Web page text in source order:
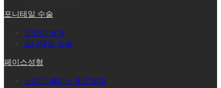
포니테일 수술
고양이 쌍재
포니테일 수술
페이스성형
노마드 페이스 리모델링